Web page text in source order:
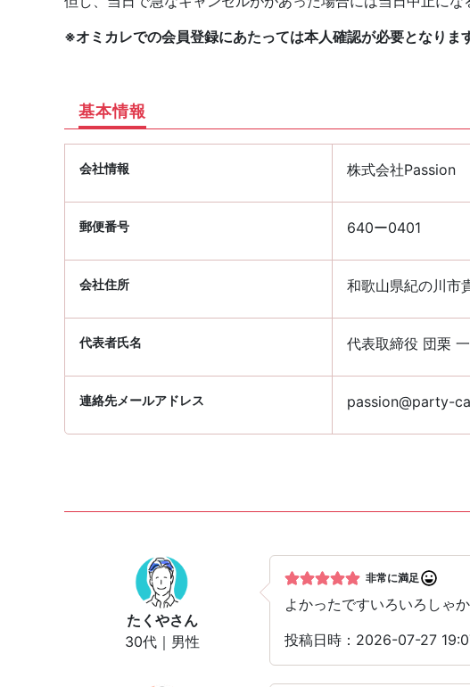
※オミカレでの会員登録にあたっては本人確認が必要となります
基本情報
会社情報 株式会社Passion
郵便番号 640ー0401
会社住所 和歌山県紀の川市
代表者氏名 代表取締役 団栗
連絡先メールアドレス passion@party-
たくやさん
30代｜男性
非常に満足
よかったですいろいろしゃ
投稿日時：2026-07-27